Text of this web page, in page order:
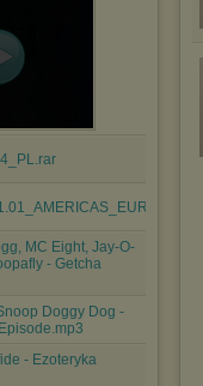
MC Eight, Jay-O-
- Getcha
Doggy Dog -
- Ezoteryka